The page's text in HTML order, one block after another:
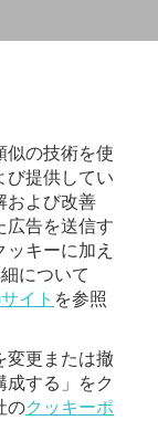
する
登録
似の技術を使
び提供してい
および改善
広告を送信す
キーに加え
について
イト を参照
変更または撤
する」をク
のクッキーポ